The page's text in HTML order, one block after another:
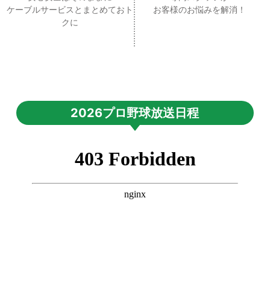
ケーブルサービスとまとめておト
クに
お客様のお悩みを解消！
2026プロ野球放送日程